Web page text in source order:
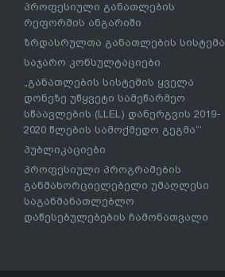
პროფესიული განათლების
რეფორმის ანგარიში
ზრდასრულთა განათლების სისტემა
საჯარო კონსულტაციები
„განათლების სისტემის ყველა
დონეზე უწყვეტი სამეწარმეო
სწაავლების (LLEL) დანერგვის 2019-
2020 წლების სამოქმედო გეგმა“’
პუბლიკაციები
პროფესიული პროგრამების
განმახორციელებელი უმაღლესი
საგანმანათლებლო
დაწესებულებების ჩამონათვალი